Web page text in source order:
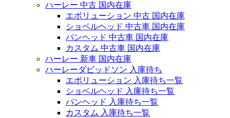
ハーレー 中古 国内在庫
エボリューション 中古 国内在庫
ショベルヘッド 中古車 国内在庫
パンヘッド 中古車 国内在庫
カスタム 中古車 国内在庫
ハーレー 新車 国内在庫
ハーレーダビッドソン 入庫待ち
エボリューション 入庫待ち一覧
ショベルヘッド 入庫待ち一覧
パンヘッド 入庫待ち一覧
カスタム 入庫待ち一覧